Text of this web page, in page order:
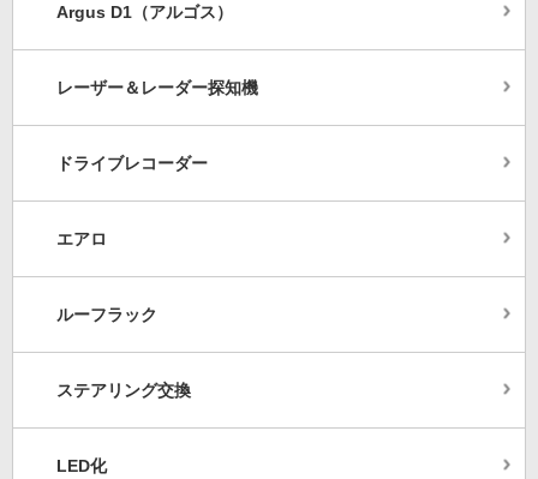
Argus D1（アルゴス）
レーザー＆レーダー探知機
ドライブレコーダー
エアロ
ルーフラック
ステアリング交換
LED化